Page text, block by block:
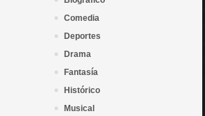
Comedia
Deportes
Drama
Fantasía
Histórico
Musical